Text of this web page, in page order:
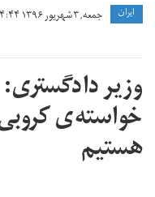
ايران جمعه, ۳ شهریور ۱۳۹۶ ۱۴:۴۴
وزیر
خواسته‌ی
هستیم